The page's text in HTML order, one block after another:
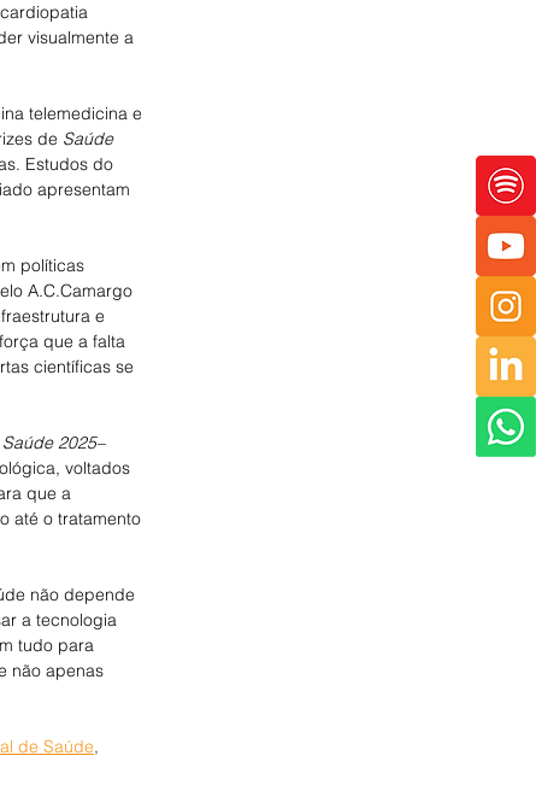
visualmente a
telemedicina e
de Saúde
Estudos do
apresentam
políticas
A.C.Camargo
e
que a falta
científicas se
2025–
voltados
que a
até o tratamento
não depende
a tecnologia
tudo para
não apenas
de Saúde,